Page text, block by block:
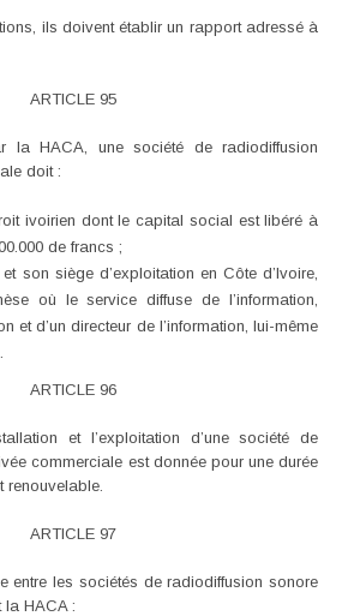
ils doivent établir un rapport adressé à
ARTICLE 95
la HACA, une société de radiodiffusion
doit :
ivoirien dont le capital social est libéré à
de francs ;
son siège d’exploitation en Côte d’Ivoire,
où le service diffuse de l’information,
et d’un directeur de l’information, lui-même
ARTICLE 96
et l’exploitation d’une société de
commerciale est donnée pour une durée
renouvelable.
ARTICLE 97
entre les sociétés de radiodiffusion sonore
la HACA :